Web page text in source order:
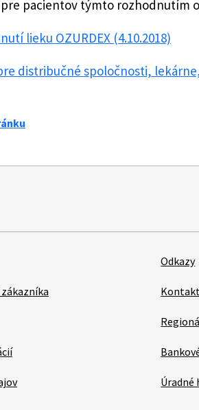
pacientov týmto rozhodnutím
lieku OZURDEX (4.10.2018)
distribučné spoločnosti,
Odkazy
Úradné